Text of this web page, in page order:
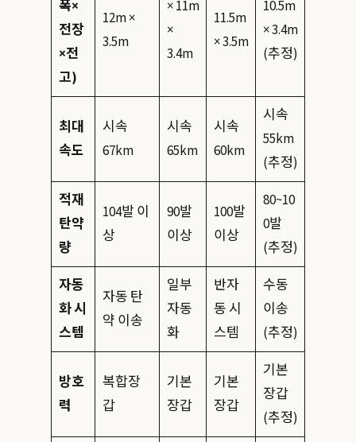
폭×
전장
×전
고)
12m ×
3.5m
× 11m
×
3.4m
11.5m
× 3.5m
10.5m
× 3.4m
(추정)
최대
속도
시속
67km
시속
65km
시속
60km
시속
55km
(추정)
적재
탄약
량
104발 이
상
90발
이상
100발
이상
80~10
0발
(추정)
자동
화 시
스템
자동 탄
약 이송
일부
자동
화
반자
동 시
스템
수동
이송
(추정)
방호
력
복합장
갑
기본
장갑
기본
장갑
기본
장갑
(추정)